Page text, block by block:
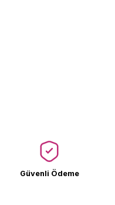
Güvenli Ödeme